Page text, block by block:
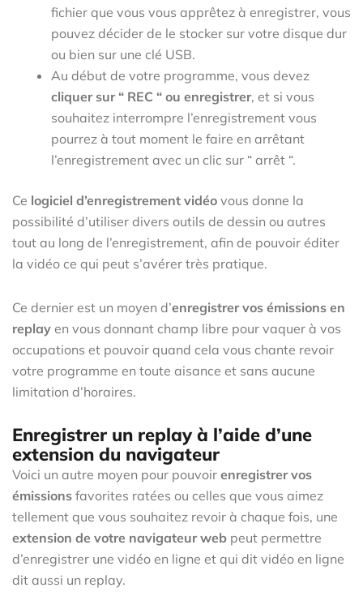
fichier que vous vous apprêtez à enregistrer, vous
pouvez décider de le stocker sur votre disque dur
ou bien sur une clé USB.
Au début de votre programme, vous devez
cliquer sur “ REC “ ou enregistrer, et si vous
souhaitez interrompre l’enregistrement vous
pourrez à tout moment le faire en arrêtant
l’enregistrement avec un clic sur “ arrêt “.
Ce logiciel d’enregistrement vidéo vous donne la
possibilité d’utiliser divers outils de dessin ou autres
tout au long de l’enregistrement, afin de pouvoir éditer
la vidéo ce qui peut s’avérer très pratique.
Ce dernier est un moyen d’enregistrer vos émissions en
replay en vous donnant champ libre pour vaquer à vos
occupations et pouvoir quand cela vous chante revoir
votre programme en toute aisance et sans aucune
limitation d’horaires.
Enregistrer un replay à l’aide d’une
extension du navigateur
Voici un autre moyen pour pouvoir enregistrer vos
émissions favorites ratées ou celles que vous aimez
tellement que vous souhaitez revoir à chaque fois, une
extension de votre navigateur web peut permettre
d’enregistrer une vidéo en ligne et qui dit vidéo en ligne
dit aussi un replay.